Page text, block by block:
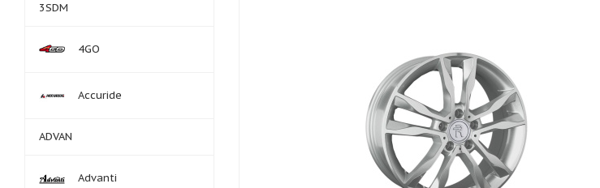
3SDM
4GO
Accuride
ADVAN
Advanti